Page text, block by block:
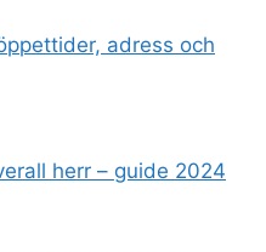
adress och
herr – guide 2024